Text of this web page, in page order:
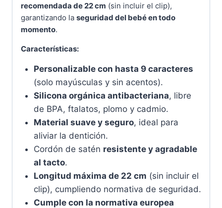
recomendada de 22 cm (sin incluir el clip),
garantizando la seguridad del bebé en todo
momento.
Características:
Personalizable con hasta 9 caracteres
(solo mayúsculas y sin acentos).
Silicona orgánica antibacteriana, libre
de BPA, ftalatos, plomo y cadmio.
Material suave y seguro, ideal para
aliviar la dentición.
Cordón de satén resistente y agradable
al tacto.
Longitud máxima de 22 cm (sin incluir el
clip), cumpliendo normativa de seguridad.
Cumple con la normativa europea